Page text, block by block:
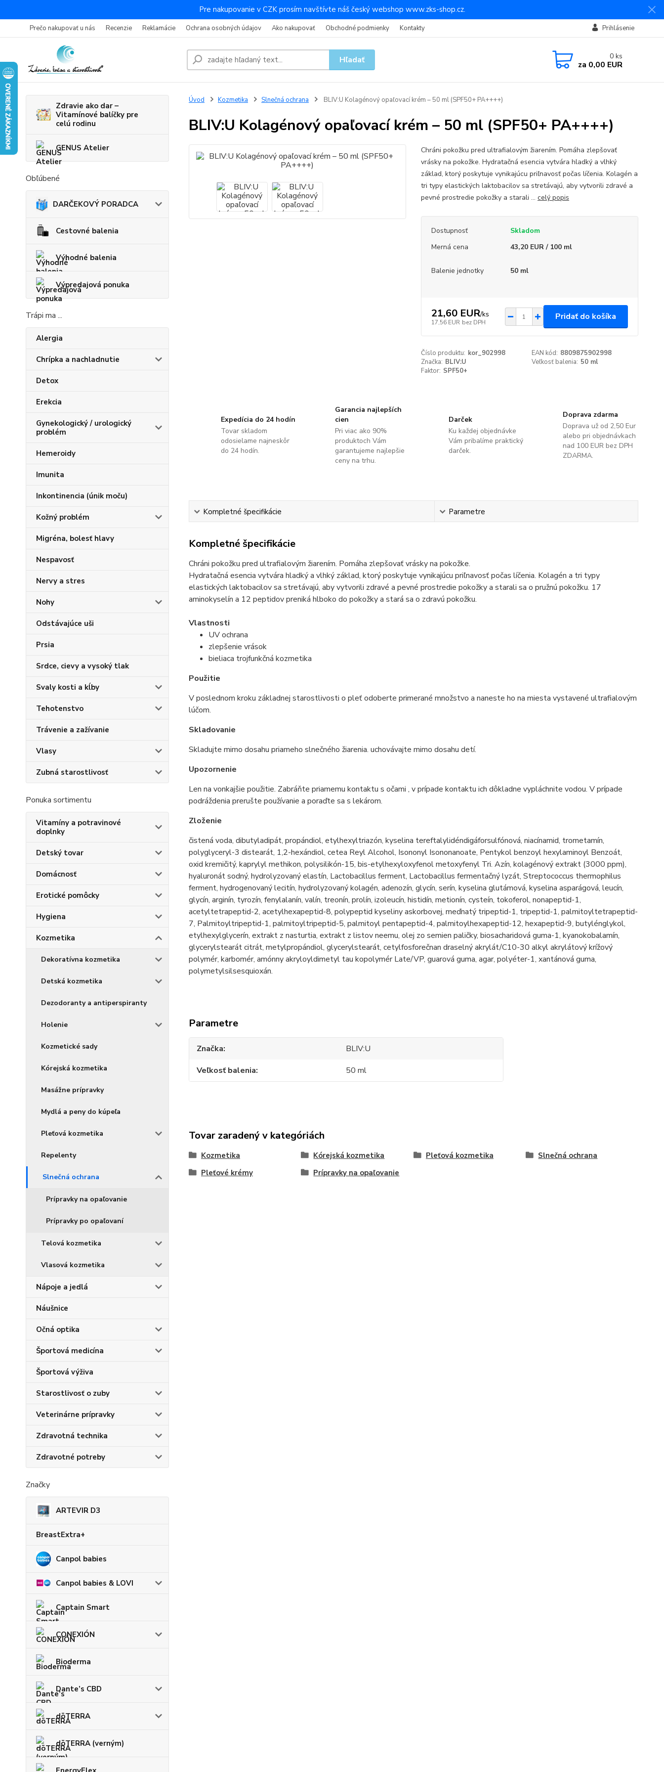
Pre nakupovanie v CZK prosím navštívte náš český webshop www.zks-shop.cz.
Prečo nakupovať u nás Recenzie Reklamácie Ochrana osobných údajov Ako nakupovať Obchodné podmienky Kontakty Prihlásenie
Hľadať 0 ks
za 0,00 EUR
Zdravie ako dar –
Vitamínové balíčky pre
celú rodinu
GENUS Atelier
Obľúbené
DARČEKOVÝ PORADCA
Cestovné balenia
Výhodné balenia
Výpredajová ponuka
Trápi ma ...
Alergia
Chrípka a nachladnutie
Detox
Erekcia
Gynekologický / urologický
problém
Hemeroidy
Imunita
Inkontinencia (únik moču)
Kožný problém
Migréna, bolesť hlavy
Nespavosť
Nervy a stres
Nohy
Odstávajúce uši
Prsia
Srdce, cievy a vysoký tlak
Svaly kosti a kĺby
Tehotenstvo
Trávenie a zažívanie
Vlasy
Zubná starostlivosť
Ponuka sortimentu
Vitamíny a potravinové
doplnky
Detský tovar
Domácnosť
Erotické pomôcky
Hygiena
Kozmetika
Dekoratívna kozmetika
Detská kozmetika
Dezodoranty a antiperspiranty
Holenie
Kozmetické sady
Kórejská kozmetika
Masážne prípravky
Mydlá a peny do kúpeľa
Pleťová kozmetika
Repelenty
Slnečná ochrana
Prípravky na opaľovanie
Prípravky po opaľovaní
Telová kozmetika
Vlasová kozmetika
Nápoje a jedlá
Náušnice
Očná optika
Športová medicína
Športová výživa
Starostlivosť o zuby
Veterinárne prípravky
Zdravotná technika
Zdravotné potreby
Značky
ARTEVIR D3
BreastExtra+
Canpol babies
Canpol babies & LOVI
Captain Smart
CONEXIÓN
Bioderma
Dante’s CBD
dōTERRA
dōTERRA (verným)
Úvod Kozmetika Slnečná ochrana BLIV:U Kolagénový opaľovací krém – 50 ml (SPF50+ PA++++)
BLIV:U Kolagénový opaľovací krém – 50 ml (SPF50+ PA++++)
Chráni pokožku pred ultrafialovým žiarením. Pomáha zlepšovať
vrásky na pokožke. Hydratačná esencia vytvára hladký a vlhký
základ, ktorý poskytuje vynikajúcu priľnavosť počas líčenia. Kolagén a
tri typy elastických laktobacilov sa stretávajú, aby vytvorili zdravé a
pevné prostredie pokožky a starali ... celý popis
Dostupnosť
Skladom
Merná cena
43,20 EUR / 100 ml
Balenie jednotky 50 ml
21,60 EUR/ks
17,56 EUR bez DPH
Pridať do košíka
Číslo produktu: kor_902998 EAN kód: 8809875902998
Značka: BLIV:U Veľkosť balenia: 50 ml
Faktor: SPF50+
Expedícia do 24 hodín
Tovar skladom
odosielame najneskôr
do 24 hodín.
Garancia najlepších
cien
Pri viac ako 90%
produktoch Vám
garantujeme najlepšie
ceny na trhu.
Darček
Ku každej objednávke
Vám pribalíme praktický
darček.
Doprava zdarma
Doprava už od 2,50 Eur
alebo pri objednávkach
nad 100 EUR bez DPH
ZDARMA.
Kompletné špecifikácie Parametre
Kompletné špecifikácie
Chráni pokožku pred ultrafialovým žiarením. Pomáha zlepšovať vrásky na pokožke.
Hydratačná esencia vytvára hladký a vlhký základ, ktorý poskytuje vynikajúcu priľnavosť počas líčenia. Kolagén a tri typy
elastických laktobacilov sa stretávajú, aby vytvorili zdravé a pevné prostredie pokožky a starali sa o pružnú pokožku. 17
aminokyselín a 12 peptidov preniká hlboko do pokožky a stará sa o zdravú pokožku.
Vlastnosti
UV ochrana
zlepšenie vrások
bieliaca trojfunkčná kozmetika
Použitie
V poslednom kroku základnej starostlivosti o pleť odoberte primerané množstvo a naneste ho na miesta vystavené ultrafialovým
lúčom.
Skladovanie
Skladujte mimo dosahu priameho slnečného žiarenia. uchovávajte mimo dosahu detí.
Upozornenie
Len na vonkajšie použitie. Zabráňte priamemu kontaktu s očami , v prípade kontaktu ich dôkladne vypláchnite vodou. V prípade
podráždenia prerušte používanie a poraďte sa s lekárom.
Zloženie
čistená voda, dibutyladipát, propándiol, etylhexyltriazón, kyselina tereftalylidéndigáforsulfónová, niacínamid, trometamín,
polyglyceryl-3 distearát, 1,2-hexándiol, cetea Reyl Alcohol, Isononyl Isononanoate, Pentykol benzoyl hexylaminoyl Benzoát,
oxid kremičitý, kaprylyl methikon, polysilikón-15, bis-etylhexyloxyfenol metoxyfenyl Tri. Azín, kolagénový extrakt (3000 ppm),
hyaluronát sodný, hydrolyzovaný elastín, Lactobacillus ferment, Lactobacillus fermentačný lyzát, Streptococcus thermophilus
ferment, hydrogenovaný lecitín, hydrolyzovaný kolagén, adenozín, glycín, serín, kyselina glutámová, kyselina asparágová, leucín,
glycín, arginín, tyrozín, fenylalanín, valín, treonín, prolín, izoleucín, histidín, metionín, cysteín, tokoferol, nonapeptid-1,
acetyltetrapeptid-2, acetylhexapeptid-8, polypeptid kyseliny askorbovej, meďnatý tripeptid-1, tripeptid-1, palmitoyltetrapeptid-
7, Palmitoyltripeptid-1, palmitoyltripeptid-5, palmitoyl pentapeptid-4, palmitoylhexapeptid-12, hexapeptid-9, butylénglykol,
etylhexylglycerín, extrakt z nasturtia, extrakt z listov neemu, olej zo semien paličky, biosacharidová guma-1, kyanokobalamín,
glycerylstearát citrát, metylpropándiol, glycerylstearát, cetylfosforečnan draselný akrylát/C10-30 alkyl akrylátový krížový
polymér, karbomér, amónny akryloyldimetyl tau kopolymér Late/VP, guarová guma, agar, polyéter-1, xantánová guma,
polymetylsilsesquioxán.
Parametre
Značka
BLIV:U
Veľkosť balenia
50 ml
Tovar zaradený v kategóriách
Kozmetika Kórejská kozmetika Pleťová kozmetika
Slnečná ochrana
Pleťové krémy
Prípravky na opaľovanie